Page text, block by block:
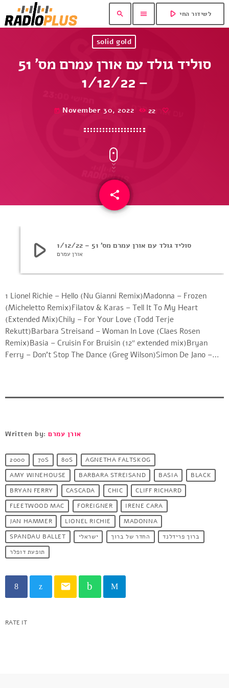
search menu play_arrow לשידור החי
solid gold
סוליד גולד עם אורן עמרם מס’ 51
– 1/12/22
today November 30, 2022 22
share
email
play_arrow סוליד גולד עם אורן עמרם מס’ 51 – 1/12/22
אורן עמרם
1 Lionel Richie – Hello (Nu Gianni Remix)Madonna – Frozen
(Micheletto Remix)Filatov & Karas – Tell It To My Heart
(Extended Mix)Chily – For Your Love (Todd Terje
Rekutt)Barbara Streisand – Woman In Love (Claes Rosen
Remix)Basia – Cruisin For Bruisin (12″ extended mix)Bryan
Ferry – Don’t Stop The Dance (Greg Wilson)Simon De Jano –…
Written by:אורן עמרם
2000 70S 80S
AGNETHA FALTSKOG
AMY WINEHOUSE
BARBARA STREISAND BASIA
BLACK
BRYAN FERRY
CASCADA CHIC
CLIFF RICHARD
FLEETWOOD MAC
FOREIGNER
IRENE CARA
JAN HAMMER
LIONEL RICHIE
MADONNA
SPANDAU BALLET
ברוך פרידלנד החדר של ברוך
ישראלי
תופעת דופלר
email
RATE IT